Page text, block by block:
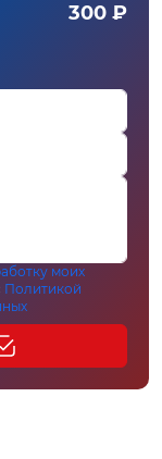
300 ₽
моих
Политикой